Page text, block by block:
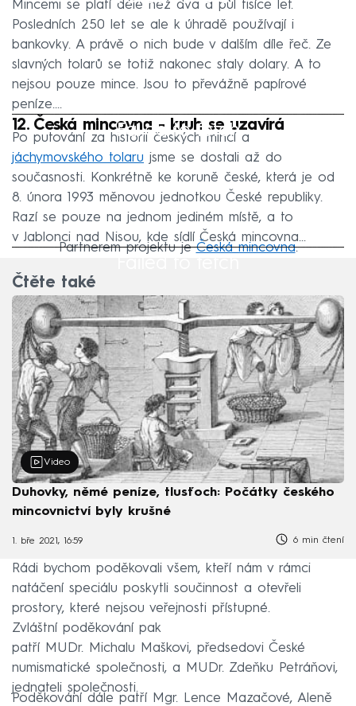
Mincemi se platí déle než dva a půl tisíce let.
Posledních 250 let se ale k úhradě používají i
bankovky. A právě o nich bude v dalším díle řeč. Ze
slavných tolarů se totiž nakonec staly dolary. A to
nejsou pouze mince. Jsou to převážně papírové
peníze....
Failed to fetch
12. Česká mincovna - kruh se uzavírá
Po putování za historií českých mincí a
jáchymovského tolaru jsme se dostali až do
současnosti. Konkrétně ke koruně české, která je od
8. února 1993 měnovou jednotkou České republiky.
Razí se pouze na jednom jediném místě, a to
v Jablonci nad Nisou, kde sídlí Česká mincovna...
Failed to fetch
Partnerem projektu jeČeská mincovna.
Čtěte také
Video
Duhovky, němé peníze, tlusťoch: Počátky českého
mincovnictví byly krušné
1. bře 2021, 16:59 6 min čtení
Rádi bychom poděkovali všem, kteří nám v rámci
natáčení speciálu poskytli součinnost a otevřeli
prostory, které nejsou veřejnosti přístupné.
Zvláštní poděkování pak
patří MUDr. Michalu Maškovi, předsedovi České
numismatické společnosti, a MUDr. Zdeňku Petráňovi,
jednateli společnosti.
Poděkování dále patří Mgr. Lence Mazačové, Aleně